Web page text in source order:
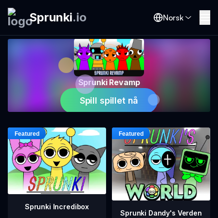
Sprunki.io Norsk
Sprunki Revamp
Spill spillet nå
Sprunki Incredibox
Sprunki Dandy's Verden